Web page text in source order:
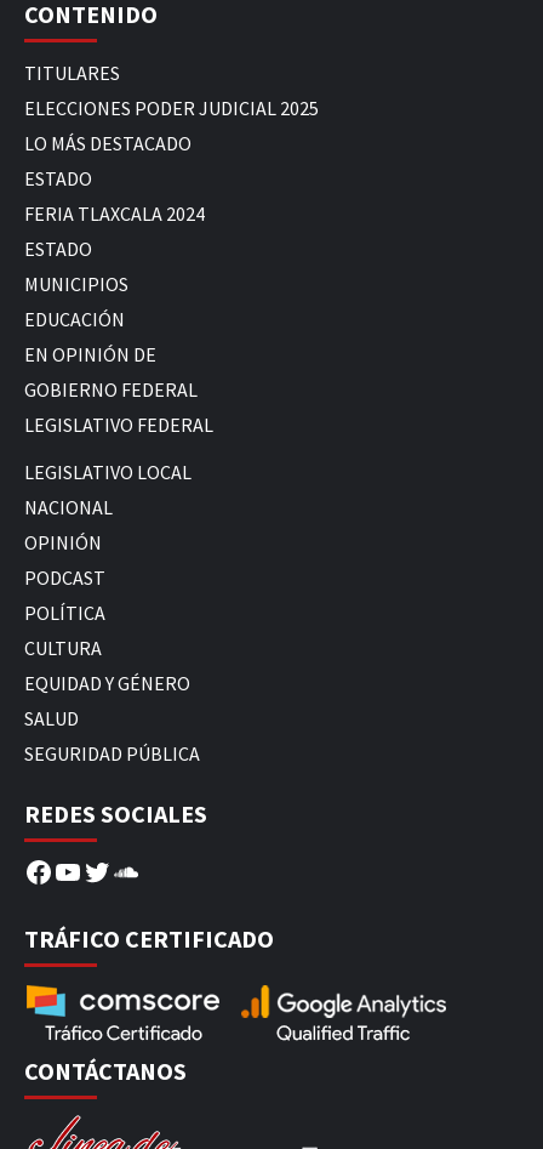
CONTENIDO
TITULARES
ELECCIONES PODER JUDICIAL 2025
LO MÁS DESTACADO
ESTADO
FERIA TLAXCALA 2024
ESTADO
MUNICIPIOS
EDUCACIÓN
EN OPINIÓN DE
GOBIERNO FEDERAL
LEGISLATIVO FEDERAL
LEGISLATIVO LOCAL
NACIONAL
OPINIÓN
PODCAST
POLÍTICA
CULTURA
EQUIDAD Y GÉNERO
SALUD
SEGURIDAD PÚBLICA
REDES SOCIALES
Facebook
YouTube
Twitter
SoundCloud
TRÁFICO CERTIFICADO
CONTÁCTANOS